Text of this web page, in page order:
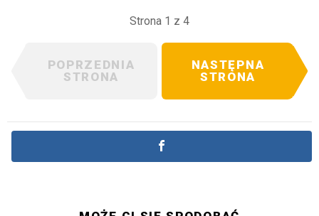
Strona 1 z 4
POPRZEDNIA
STRONA
NASTĘPNA
STRONA